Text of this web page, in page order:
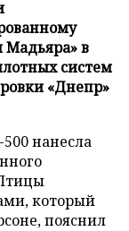
Мадьяра» в
систем
«Днепр»
нанесла
который
пояснил